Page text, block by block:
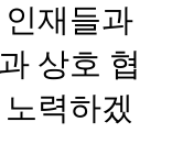
재들과
상호 협
력하겠